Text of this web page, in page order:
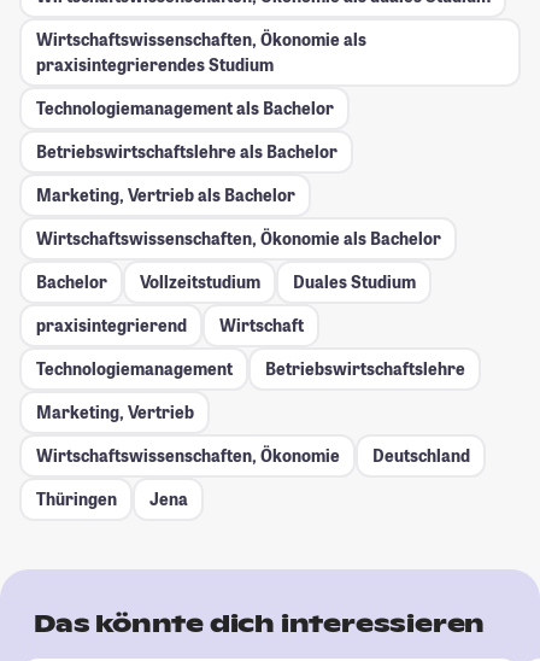
Wirtschaftswissenschaften, Ökonomie als
praxisintegrierendes Studium
Technologiemanagement als Bachelor
Betriebswirtschaftslehre als Bachelor
Marketing, Vertrieb als Bachelor
Wirtschaftswissenschaften, Ökonomie als Bachelor
Bachelor
Vollzeitstudium
Duales Studium
praxisintegrierend
Wirtschaft
Technologiemanagement
Betriebswirtschaftslehre
Marketing, Vertrieb
Wirtschaftswissenschaften, Ökonomie
Deutschland
Thüringen
Jena
Das könnte dich interessieren